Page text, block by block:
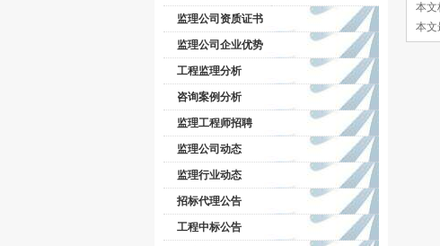
监理公司资质证书
监理公司企业优势
工程监理分析
咨询案例分析
监理工程师招聘
监理公司动态
监理行业动态
招标代理公告
工程中标公告
本文
本文